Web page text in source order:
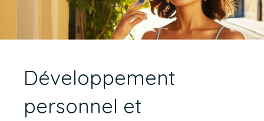
Développement
personnel et